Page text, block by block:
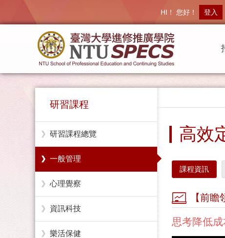
HI！ 您好！ 登入
研習課程
研習課程總覽
一般管理
心理覺察
資訊科技
樂活保健
高效
課程資訊
【前
思考降低